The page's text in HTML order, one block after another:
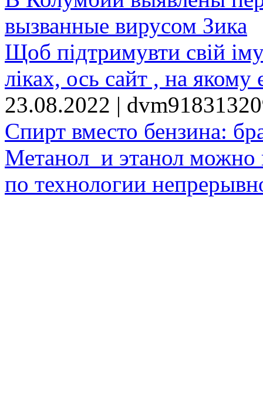
вызванные вирусом Зика
Щоб підтримувти свій
ліках, ось сайт , на якому
23.08.2022 |
Спирт вместо бензина:
Метанол и этанол можно
по технологии